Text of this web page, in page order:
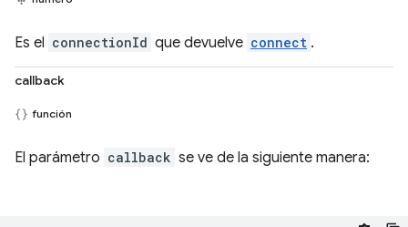
Es el connectionId que devuelve connect .
callback
función
El parámetro callback se ve de la siguiente manera: